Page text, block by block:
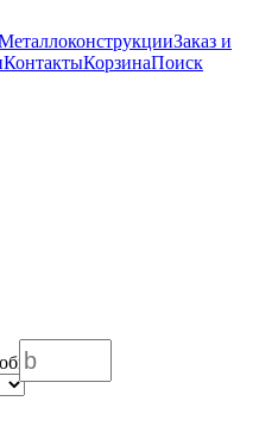
Заказ и
КонтактыКорзинаПоиск